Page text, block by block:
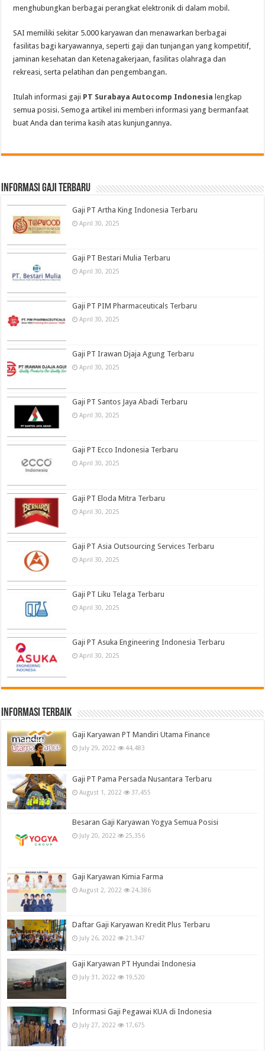
menghubungkan berbagai perangkat elektronik di dalam mobil.
SAI memiliki sekitar 5.000 karyawan dan menawarkan berbagai
fasilitas bagi karyawannya, seperti gaji dan tunjangan yang kompetitif,
jaminan kesehatan dan Ketenagakerjaan, fasilitas olahraga dan
rekreasi, serta pelatihan dan pengembangan.
Itulah informasi gaji PT Surabaya Autocomp Indonesia lengkap
semua posisi. Semoga artikel ini memberi informasi yang bermanfaat
buat Anda dan terima kasih atas kunjungannya.
informasi gaji terbaru
Gaji PT Artha King Indonesia Terbaru
April 30, 2025
Gaji PT Bestari Mulia Terbaru
April 30, 2025
Gaji PT PIM Pharmaceuticals Terbaru
April 30, 2025
Gaji PT Irawan Djaja Agung Terbaru
April 30, 2025
Gaji PT Santos Jaya Abadi Terbaru
April 30, 2025
Gaji PT Ecco Indonesia Terbaru
April 30, 2025
Gaji PT Eloda Mitra Terbaru
April 30, 2025
Gaji PT Asia Outsourcing Services Terbaru
April 30, 2025
Gaji PT Liku Telaga Terbaru
April 30, 2025
Gaji PT Asuka Engineering Indonesia Terbaru
April 30, 2025
informasi terbaik
Gaji Karyawan PT Mandiri Utama Finance
July 29, 2022 44,483
Gaji PT Pama Persada Nusantara Terbaru
August 1, 2022 37,455
Besaran Gaji Karyawan Yogya Semua Posisi
July 20, 2022 25,356
Gaji Karyawan Kimia Farma
August 2, 2022 24,386
Daftar Gaji Karyawan Kredit Plus Terbaru
July 26, 2022 21,347
Gaji Karyawan PT Hyundai Indonesia
July 31, 2022 19,520
Informasi Gaji Pegawai KUA di Indonesia
July 27, 2022 17,675